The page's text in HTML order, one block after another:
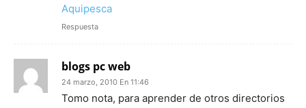
Aquipesca
Respuesta
blogs pc web
24 marzo, 2010 En 11:46
Tomo nota, para aprender de otros directorios